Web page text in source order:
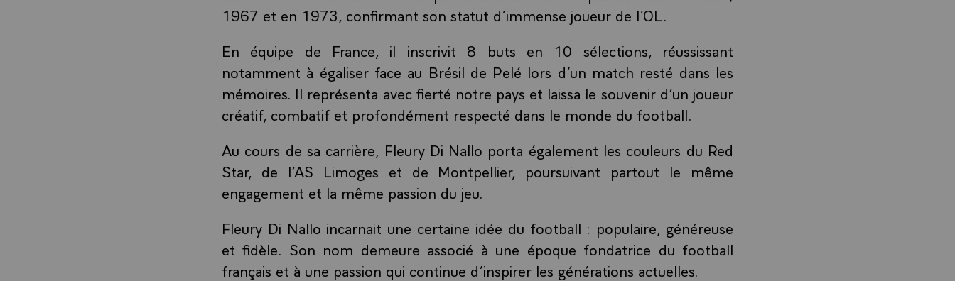
1967 et en 1973, confirmant son statut d’immense joueur de l’OL.
En équipe de France, il inscrivit 8 buts en 10 sélections, réussissant
notamment à égaliser face au Brésil de Pelé lors d’un match resté dans les
mémoires. Il représenta avec fierté notre pays et laissa le souvenir d’un joueur
créatif, combatif et profondément respecté dans le monde du football.
Au cours de sa carrière, Fleury Di Nallo porta également les couleurs du Red
Star, de l’AS Limoges et de Montpellier, poursuivant partout le même
engagement et la même passion du jeu.
Fleury Di Nallo incarnait une certaine idée du football : populaire, généreuse
et fidèle. Son nom demeure associé à une époque fondatrice du football
français et à une passion qui continue d’inspirer les générations actuelles.